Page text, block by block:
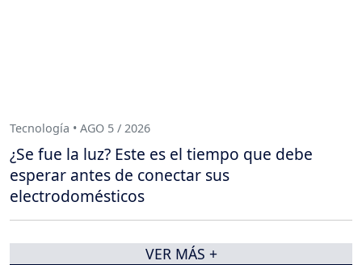
Tecnología • AGO 5 / 2026
¿Se fue la luz? Este es el tiempo que debe
esperar antes de conectar sus
electrodomésticos
VER MÁS +